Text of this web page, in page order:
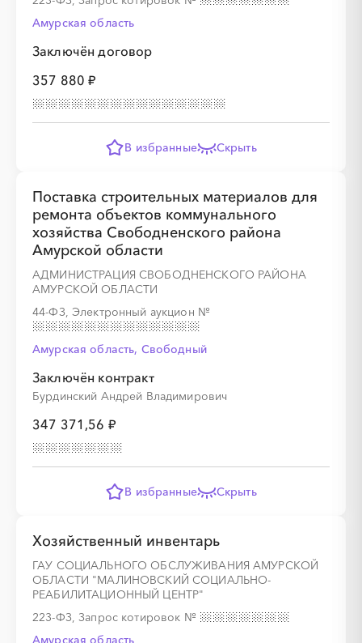
Амурская область
Заключён договор
357 880 ₽
В избранные Скрыть
Поставка строительных материалов для
ремонта объектов коммунального
хозяйства Свободненского района
Амурской области
АДМИНИСТРАЦИЯ СВОБОДНЕНСКОГО РАЙОНА
АМУРСКОЙ ОБЛАСТИ
44-ФЗ, Электронный аукцион №
Амурская область, Свободный
Заключён контракт
Бурдинский Андрей Владимирович
347 371,56 ₽
В избранные Скрыть
Хозяйственный инвентарь
ГАУ СОЦИАЛЬНОГО ОБСЛУЖИВАНИЯ АМУРСКОЙ
ОБЛАСТИ "МАЛИНОВСКИЙ СОЦИАЛЬНО-
РЕАБИЛИТАЦИОННЫЙ ЦЕНТР"
223-ФЗ, Запрос котировок №
Амурская область